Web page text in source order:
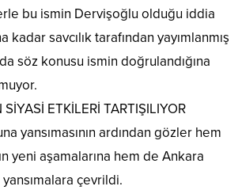
bu ismin Dervişoğlu olduğu iddia
savcılık tarafından yayımlanmış
söz konusu ismin doğrulandığına
ETKİLERİ TARTIŞILIYOR
yansımasının ardından gözler hem
yeni aşamalarına hem de Ankara
çevrildi.